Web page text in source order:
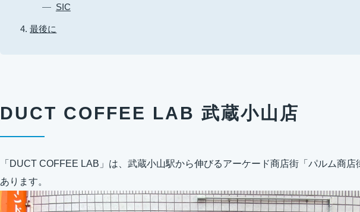
SIC
最後に
DUCT COFFEE LAB 武蔵小山店
「DUCT COFFEE LAB」は、武蔵小山駅から伸びるアーケード商店街「パルム商店
あります。